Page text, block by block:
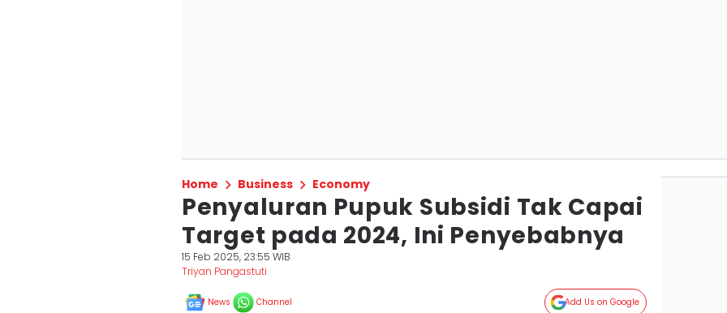
Home Business Economy
Penyaluran Pupuk Subsidi Tak Capai
Target pada 2024, Ini Penyebabnya
15 Feb 2025, 23:55 WIB
Triyan Pangastuti
News Channel Add Us on Google